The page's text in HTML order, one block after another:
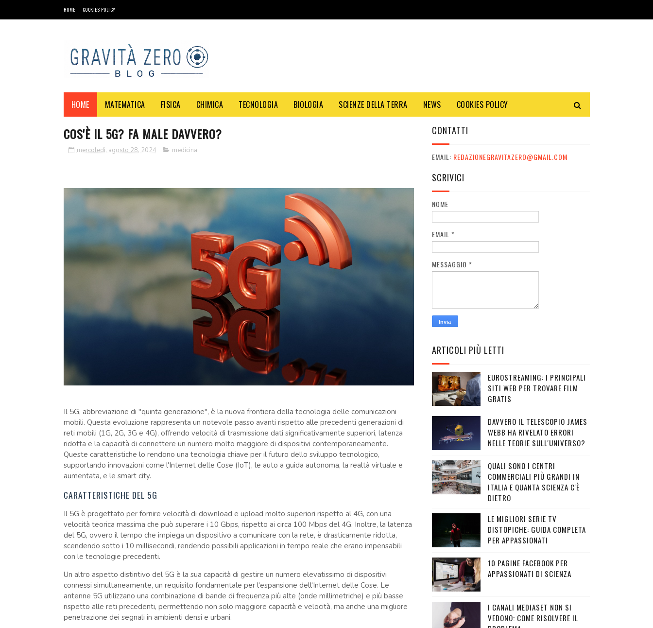
HOME COOKIES POLICY
HOME MATEMATICA FISICA CHIMICA TECNOLOGIA BIOLOGIA SCIENZE DELLA TERRA NEWS COOKIES POLICY
COS'È IL 5G? FA MALE DAVVERO?
mercoledì, agosto 28, 2024 medicina
Il 5G, abbreviazione di "quinta generazione", è la nuova frontiera della tecnologia delle comunicazioni
mobili. Questa evoluzione rappresenta un notevole passo avanti rispetto alle precedenti generazioni di
reti mobili (1G, 2G, 3G e 4G), offrendo velocità di trasmissione dati significativamente superiori, latenza
ridotta e la capacità di connettere un numero molto maggiore di dispositivi contemporaneamente.
Queste caratteristiche lo rendono una tecnologia chiave per il futuro dello sviluppo tecnologico,
supportando innovazioni come l'Internet delle Cose (IoT), le auto a guida autonoma, la realtà virtuale e
aumentata, e le smart city.
CARATTERISTICHE DEL 5G
Il 5G è progettato per fornire velocità di download e upload molto superiori rispetto al 4G, con una
velocità teorica massima che può superare i 10 Gbps, rispetto ai circa 100 Mbps del 4G. Inoltre, la latenza
del 5G, ovvero il tempo che impiega un dispositivo a comunicare con la rete, è drasticamente ridotta,
scendendo sotto i 10 millisecondi, rendendo possibili applicazioni in tempo reale che erano impensabili
con le tecnologie precedenti.
Un altro aspetto distintivo del 5G è la sua capacità di gestire un numero elevatissimo di dispositivi
connessi simultaneamente, un requisito fondamentale per l'espansione dell'Internet delle Cose. Le
antenne 5G utilizzano una combinazione di bande di frequenza più alte (onde millimetriche) e più basse
rispetto alle reti precedenti, permettendo non solo maggiore capacità e velocità, ma anche una migliore
penetrazione dei segnali in ambienti densi e urbani.
CONTATTI
EMAIL: REDAZIONEGRAVITAZERO@GMAIL.COM
SCRIVICI
NOME
EMAIL *
MESSAGGIO *
ARTICOLI PIÙ LETTI
EUROSTREAMING: I PRINCIPALI
SITI WEB PER TROVARE FILM
GRATIS
DAVVERO IL TELESCOPIO JAMES
WEBB HA RIVELATO ERRORI
NELLE TEORIE SULL'UNIVERSO?
QUALI SONO I CENTRI
COMMERCIALI PIÙ GRANDI IN
ITALIA E QUANTA SCIENZA C'È
DIETRO
LE MIGLIORI SERIE TV
DISTOPICHE: GUIDA COMPLETA
PER APPASSIONATI
10 PAGINE FACEBOOK PER
APPASSIONATI DI SCIENZA
I CANALI MEDIASET NON SI
VEDONO: COME RISOLVERE IL